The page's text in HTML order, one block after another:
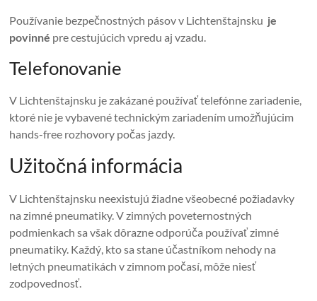
Používanie bezpečnostných pásov v Lichtenštajnsku je
povinné pre cestujúcich vpredu aj vzadu.
Telefonovanie
V Lichtenštajnsku je zakázané používať telefónne zariadenie,
ktoré nie je vybavené technickým zariadením umožňujúcim
hands-free rozhovory počas jazdy.
Užitočná informácia
V Lichtenštajnsku neexistujú žiadne všeobecné požiadavky
na zimné pneumatiky. V zimných poveternostných
podmienkach sa však dôrazne odporúča používať zimné
pneumatiky. Každý, kto sa stane účastníkom nehody na
letných pneumatikách v zimnom počasí, môže niesť
zodpovednosť.